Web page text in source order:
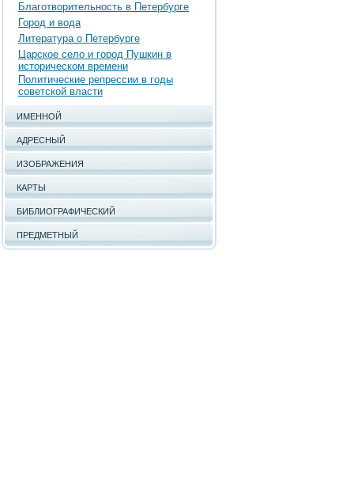
Благотворительность в Петербурге
Город и вода
Литература о Петербурге
Царское село и город Пушкин в
историческом времени
Политические репрессии в годы
советской власти
ИМЕННОЙ
АДРЕСНЫЙ
ИЗОБРАЖЕНИЯ
КАРТЫ
БИБЛИОГРАФИЧЕСКИЙ
ПРЕДМЕТНЫЙ